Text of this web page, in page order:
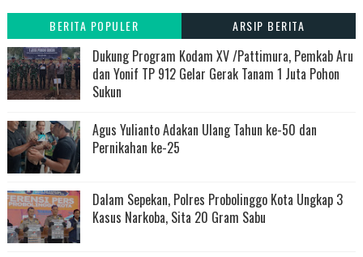
BERITA POPULER ARSIP BERITA
Dukung Program Kodam XV /Pattimura, Pemkab Aru
dan Yonif TP 912 Gelar Gerak Tanam 1 Juta Pohon
Sukun
Agus Yulianto Adakan Ulang Tahun ke-50 dan
Pernikahan ke-25
Dalam Sepekan, Polres Probolinggo Kota Ungkap 3
Kasus Narkoba, Sita 20 Gram Sabu